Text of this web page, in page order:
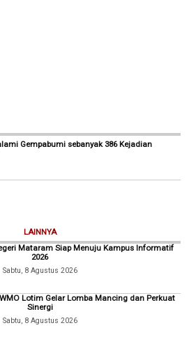
Gempabumi sebanyak 386 Kejadian
LAINNYA
Mataram Siap Menuju Kampus Informatif
2026
Sabtu, 8 Agustus 2026
Lotim Gelar Lomba Mancing dan Perkuat
Sinergi
Sabtu, 8 Agustus 2026